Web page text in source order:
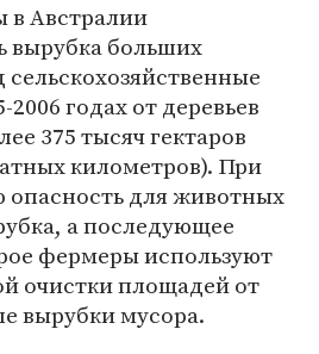
в Австралии
вырубка больших
сельскохозяйственные
2006 годах от деревьев
375 тысяч гектаров
километров). При
для животных
а последующее
фермеры используют
очистки площадей от
вырубки мусора.